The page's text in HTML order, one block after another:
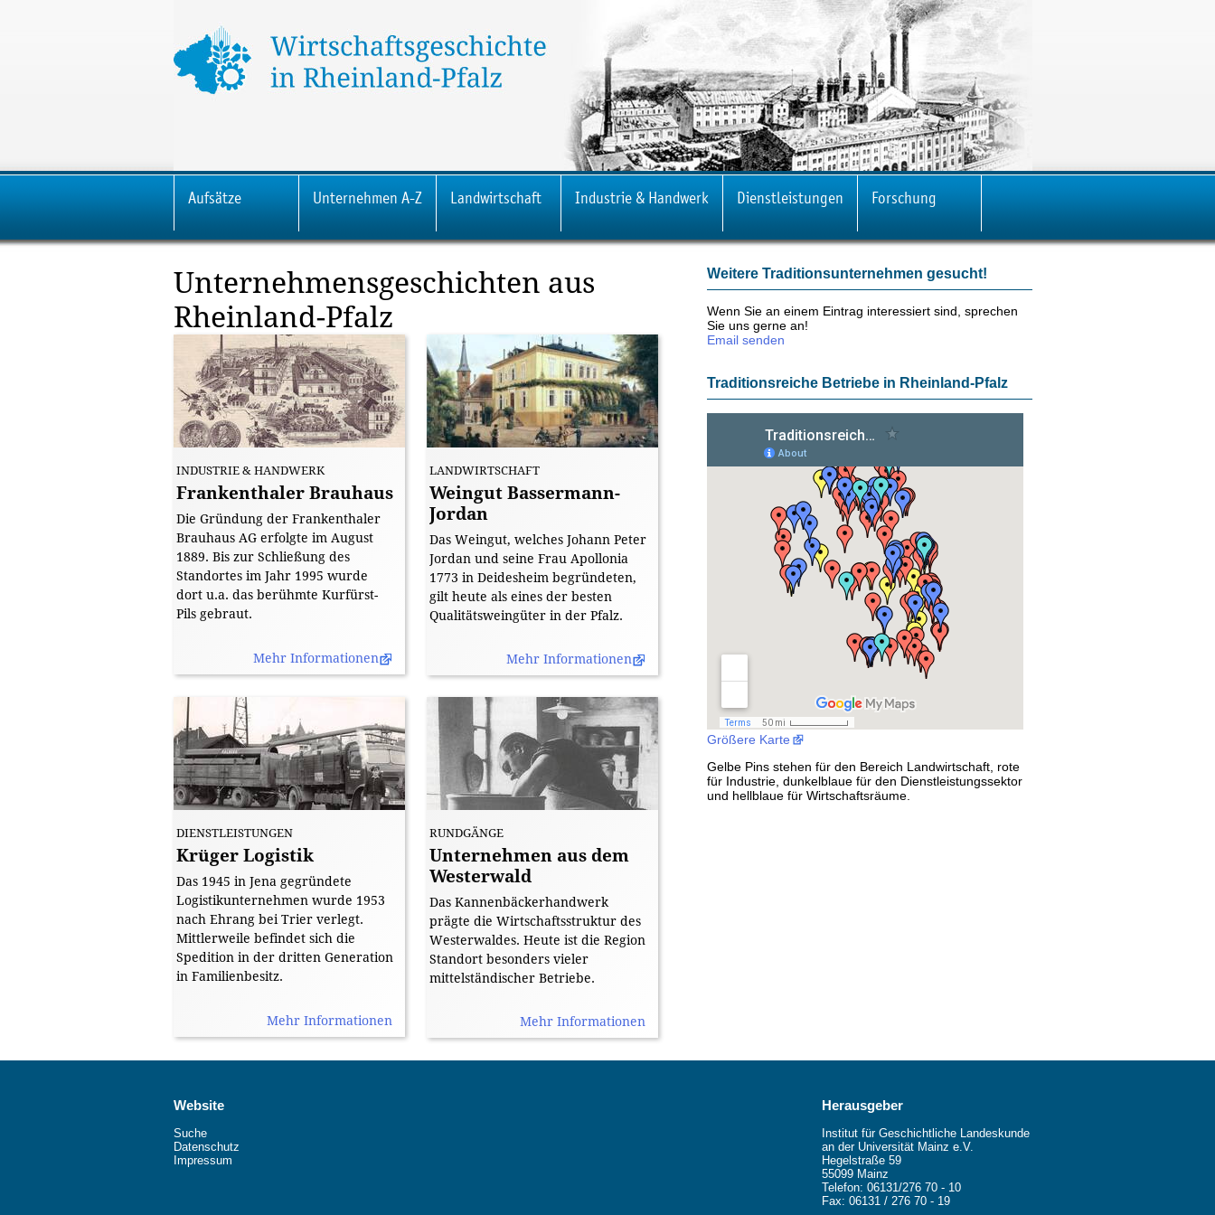
Aufsätze Unternehmen A-Z Landwirtschaft Industrie & Handwerk Dienstleistungen Forschung
Unternehmensgeschichten aus
Rheinland-Pfalz
Frankenthaler Brauhaus
INDUSTRIE & HANDWERK
Zeichnung des Betriebsgeländes des
Frankenthaler Brauhauses (wohl um 1900)
auf einem Briefkopf der Brauerei aus den
1920er Jahren [Bild: Privatarchiv Dieter
König]
Die Gründung der Frankenthaler
Brauhaus AG erfolgte im August
1889. Bis zur Schließung des
Standortes im Jahr 1995 wurde
dort u.a. das berühmte Kurfürst-
Pils gebraut.
Mehr Informationen
Weingut Bassermann-
Jordan
LANDWIRTSCHAFT
Das Weingut, welches Johann Peter
Jordan und seine Frau Apollonia
1773 in Deidesheim begründeten,
gilt heute als eines der besten
Qualitätsweingüter in der Pfalz.
Mehr Informationen
Krüger Logistik
DIENSTLEISTUNGEN
[Bild: ]
Das 1945 in Jena gegründete
Logistikunternehmen wurde 1953
nach Ehrang bei Trier verlegt.
Mittlerweile befindet sich die
Spedition in der dritten Generation
in Familienbesitz.
Mehr Informationen
Unternehmen aus dem
Westerwald
RUNDGÄNGE
Das Kannenbäckerhandwerk
prägte die Wirtschaftsstruktur des
Westerwaldes. Heute ist die Region
Standort besonders vieler
mittelständischer Betriebe.
Mehr Informationen
Weitere Traditionsunternehmen gesucht!
Wenn Sie an einem Eintrag interessiert sind, sprechen
Sie uns gerne an!
Email senden
Traditionsreiche Betriebe in Rheinland-Pfalz
Größere Karte
Gelbe Pins stehen für den Bereich Landwirtschaft, rote
für Industrie, dunkelblaue für den Dienstleistungssektor
und hellblaue für Wirtschaftsräume.
Website
Suche
Datenschutz
Impressum
Herausgeber
Institut für Geschichtliche Landeskunde
an der Universität Mainz e.V.
Hegelstraße 59
55099 Mainz
Telefon: 06131/276 70 - 10
Fax: 06131 / 276 70 - 19